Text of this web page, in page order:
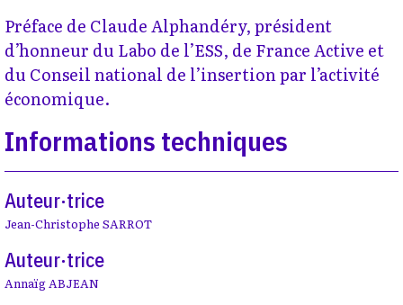
Préface de Claude Alphandéry, président
d’honneur du Labo de l’ESS, de France Active et
du Conseil national de l’insertion par l’activité
économique.
Informations techniques
Auteur·trice
Jean-Christophe SARROT
Auteur·trice
Annaïg ABJEAN